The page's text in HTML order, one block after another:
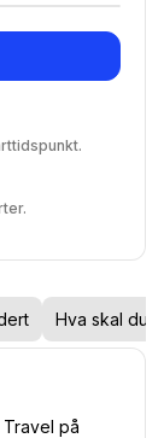
Hva skal du
på